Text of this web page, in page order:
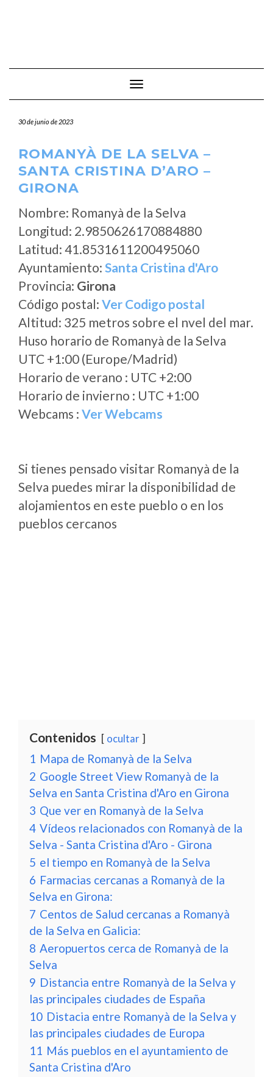
Cambiar modo de navegación
30 de junio de 2023
ROMANYÀ DE LA SELVA –
SANTA CRISTINA D’ARO –
GIRONA
Nombre: Romanyà de la Selva
Longitud: 2.9850626170884880
Latitud: 41.8531611200495060
Ayuntamiento: Santa Cristina d'Aro
Provincia: Girona
Código postal: Ver Codigo postal
Altitud: 325 metros sobre el nvel del mar.
Huso horario de Romanyà de la Selva
UTC +1:00 (Europe/Madrid)
Horario de verano : UTC +2:00
Horario de invierno : UTC +1:00
Webcams : Ver Webcams
Si tienes pensado visitar Romanyà de la
Selva puedes mirar la disponibilidad de
alojamientos en este pueblo o en los
pueblos cercanos
Contenidos ocultar
1 Mapa de Romanyà de la Selva
2 Google Street View Romanyà de la
Selva en Santa Cristina d'Aro en Girona
3 Que ver en Romanyà de la Selva
4 Vídeos relacionados con Romanyà de la
Selva - Santa Cristina d'Aro - Girona
5 el tiempo en Romanyà de la Selva
6 Farmacias cercanas a Romanyà de la
Selva en Girona:
7 Centos de Salud cercanas a Romanyà
de la Selva en Galicia:
8 Aeropuertos cerca de Romanyà de la
Selva
9 Distancia entre Romanyà de la Selva y
las principales ciudades de España
10 Distacia entre Romanyà de la Selva y
las principales ciudades de Europa
11 Más pueblos en el ayuntamiento de
Santa Cristina d'Aro